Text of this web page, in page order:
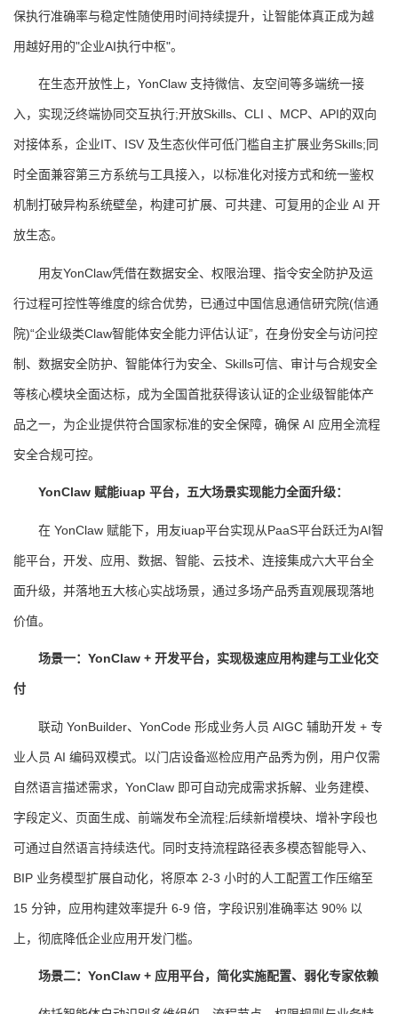
保执行准确率与稳定性随使用时间持续提升，让智能体真正成为越
用越好用的"企业AI执行中枢"。
在生态开放性上，YonClaw 支持微信、友空间等多端统一接
入，实现泛终端协同交互执行;开放Skills、CLI 、MCP、API的双向
对接体系，企业IT、ISV 及生态伙伴可低门槛自主扩展业务Skills;同
时全面兼容第三方系统与工具接入，以标准化对接方式和统一鉴权
机制打破异构系统壁垒，构建可扩展、可共建、可复用的企业 AI 开
放生态。
用友YonClaw凭借在数据安全、权限治理、指令安全防护及运
行过程可控性等维度的综合优势，已通过中国信息通信研究院(信通
院)“企业级类Claw智能体安全能力评估认证”，在身份安全与访问控
制、数据安全防护、智能体行为安全、Skills可信、审计与合规安全
等核心模块全面达标，成为全国首批获得该认证的企业级智能体产
品之一，为企业提供符合国家标准的安全保障，确保 AI 应用全流程
安全合规可控。
YonClaw 赋能iuap 平台，五大场景实现能力全面升级：
在 YonClaw 赋能下，用友iuap平台实现从PaaS平台跃迁为AI智
能平台，开发、应用、数据、智能、云技术、连接集成六大平台全
面升级，并落地五大核心实战场景，通过多场产品秀直观展现落地
价值。
场景一：YonClaw + 开发平台，实现极速应用构建与工业化交
付
联动 YonBuilder、YonCode 形成业务人员 AIGC 辅助开发 + 专
业人员 AI 编码双模式。以门店设备巡检应用产品秀为例，用户仅需
自然语言描述需求，YonClaw 即可自动完成需求拆解、业务建模、
字段定义、页面生成、前端发布全流程;后续新增模块、增补字段也
可通过自然语言持续迭代。同时支持流程路径表多模态智能导入、
BIP 业务模型扩展自动化，将原本 2-3 小时的人工配置工作压缩至
15 分钟，应用构建效率提升 6-9 倍，字段识别准确率达 90% 以
上，彻底降低企业应用开发门槛。
场景二：YonClaw + 应用平台，简化实施配置、弱化专家依赖